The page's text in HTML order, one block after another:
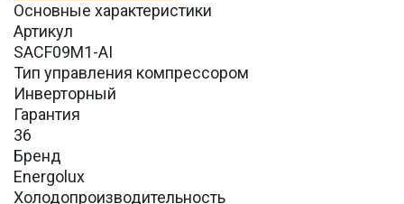
Основные характеристики
Артикул
SACF09M1-AI
Тип управления компрессором
Инверторный
Гарантия
36
Бренд
Energolux
Холодопроизводительность